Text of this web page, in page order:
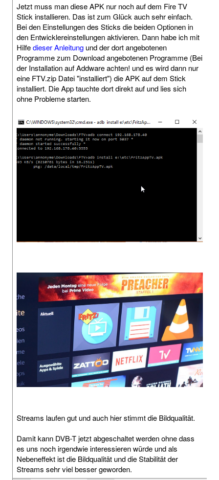
Jetzt muss man diese APK nur noch auf dem Fire TV
Stick installieren. Das ist zum Glück auch sehr einfach.
Bei den Einstellungen des Sticks die beiden Optionen in
den Entwicklereinstellungen aktivieren. Dann habe ich mit
Hilfedieser Anleitung und der dort angebotenen
Programme zum Download angebotenen Programme (Bei
der Installation auf Addware achten! und es wird dann nur
eine FTV.zip Datei "installiert") die APK auf dem Stick
installiert. Die App tauchte dort direkt auf und lies sich
ohne Probleme starten.
Streams laufen gut und auch hier stimmt die Bildqualität.
Damit kann DVB-T jetzt abgeschaltet werden ohne dass
es uns noch irgendwie interessieren würde und als
Nebeneffekt ist die Bildqualität und die Stabilität der
Streams sehr viel besser geworden.